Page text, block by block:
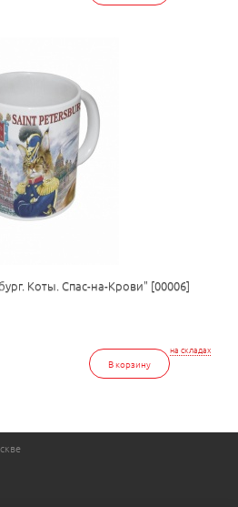
Коты. Спас-на-Крови" [00006]
на складах
В корзину